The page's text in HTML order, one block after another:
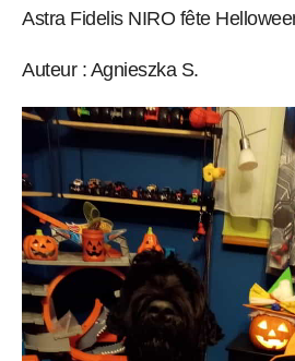
Astra Fidelis NIRO fête
Auteur : Agnieszka S.